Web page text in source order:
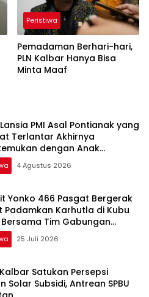
Peristiwa
Pemadaman Berhari-hari,
PLN Kalbar Hanya Bisa
Minta Maaf
PMI Asal Pontianak yang
Terlantar Akhirnya
dengan Anak
4 Agustus 2026
Yonko 466 Pasgat Bergerak
Padamkan Karhutla di Kubu
Bersama Tim Gabungan
Meluasnya Api
25 Juli 2026
Satukan Persepsi
Solar Subsidi, Antrean SPBU